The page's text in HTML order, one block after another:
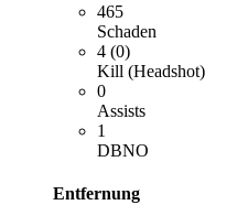
465
Schaden
4 (0)
Kill (Headshot)
0
Assists
1
DBNO
Entfernung